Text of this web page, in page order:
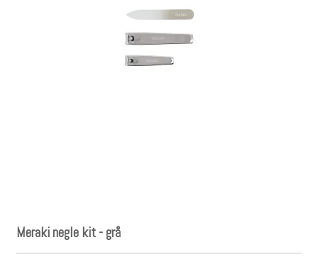
Meraki negle kit - grå